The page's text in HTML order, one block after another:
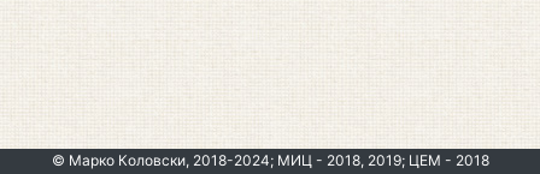
© Марко Коловски, 2018-2024; МИЦ - 2018, 2019; ЦЕМ - 2018